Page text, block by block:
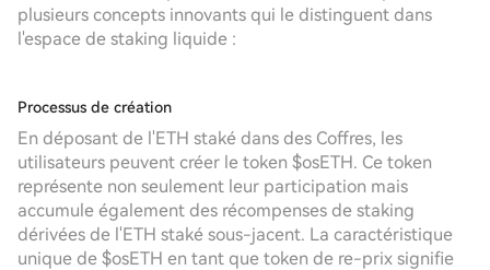
plusieurs concepts innovants qui le distinguent dans
l'espace de staking liquide :
Processus de création
En déposant de l'ETH staké dans des Coffres, les
utilisateurs peuvent créer le token $osETH. Ce token
représente non seulement leur participation mais
accumule également des récompenses de staking
dérivées de l'ETH staké sous-jacent. La caractéristique
unique de $osETH en tant que token de re-prix signifie